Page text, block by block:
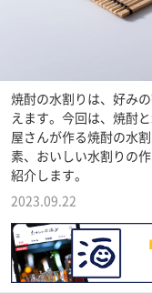
焼酎の水割りは、好み
えます。今回は、焼酎
屋さんが作る焼酎の水
素、おいしい水割りの
紹介します。
2023.09.22